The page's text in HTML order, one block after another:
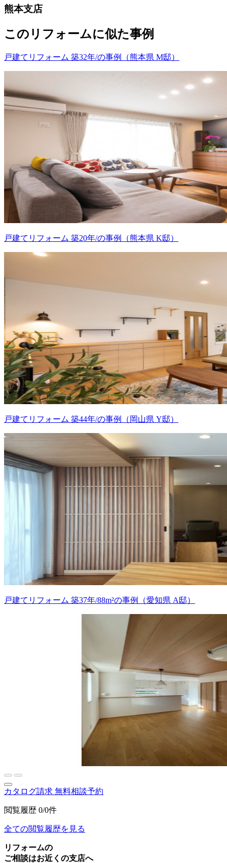
熊本支店
このリフォームに似た事例
戸建てリフォーム 築32年/の事例（熊本県 M邸）
戸建てリフォーム 築20年/の事例（熊本県 K邸）
戸建てリフォーム 築44年/の事例（岡山県 Y邸）
戸建てリフォーム 築37年/88m²の事例（愛知県 A邸）
カタログ請求 無料相談予約
閲覧履歴 0/0件
全ての閲覧履歴を見る
リフォームの
ご相談はお近くの支店へ